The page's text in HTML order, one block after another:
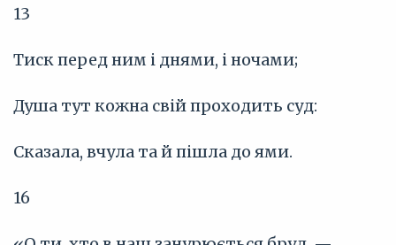
13
Тиск перед ним і днями, і ночами;
Душа тут кожна свій проходить суд:
Сказала, вчула та й пішла до ями.
16